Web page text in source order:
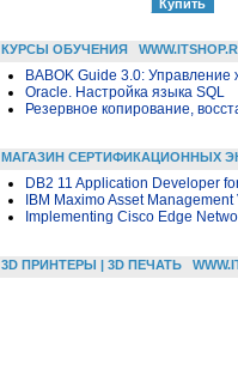
КУРСЫ ОБУЧЕНИЯ
BABOK Guide 3.0:
Oracle. Настройка языка SQL
Резервное копирование,
МАГАЗИН СЕРТИФИКАЦИОННЫХ
DB2 11 Application Developer
IBM Maximo Asset
Implementing Cisco Edge
3D ПРИНТЕРЫ | 3D ПЕЧАТЬ